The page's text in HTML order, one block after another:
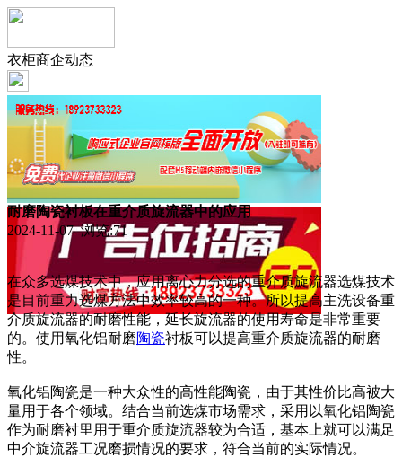
衣柜商企动态
耐磨陶瓷衬板在重介质旋流器中的应用
2024-11-07 浏览:71
在众多选煤技术中，应用离心力分选的重介质旋流器选煤技术
是目前重力选煤方法中效率较高的一种。所以提高主洗设备重
介质旋流器的耐磨性能，延长旋流器的使用寿命是非常重要
的。使用氧化铝耐磨陶瓷衬板可以提高重介质旋流器的耐磨
性。
氧化铝陶瓷是一种大众性的高性能陶瓷，由于其性价比高被大
量用于各个领域。结合当前选煤市场需求，采用以氧化铝陶瓷
作为耐磨衬里用于重介质旋流器较为合适，基本上就可以满足
中介旋流器工况磨损情况的要求，符合当前的实际情况。